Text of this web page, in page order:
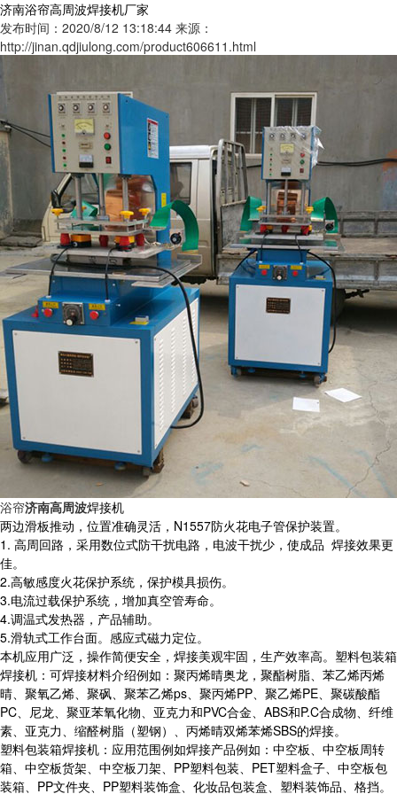
济南浴帘高周波焊接机厂家
发布时间：2020/8/12 13:18:44 来源：
http://jinan.qdjiulong.com/product606611.html
浴帘济南高周波焊接机
两边滑板推动，位置准确灵活，N1557防火花电子管保护装置。
1. 高周回路，采用数位式防干扰电路，电波干扰少，使成品 焊接效果更
佳。
2.高敏感度火花保护系统，保护模具损伤。
3.电流过载保护系统，增加真空管寿命。
4.调温式发热器，产品辅助。
5.滑轨式工作台面。感应式磁力定位。
本机应用广泛，操作简便安全，焊接美观牢固，生产效率高。塑料包装箱
焊接机：可焊接材料介绍例如：聚丙烯晴奥龙，聚酯树脂、苯乙烯丙烯
晴、聚氧乙烯、聚砜、聚苯乙烯ps、聚丙烯PP、聚乙烯PE、聚碳酸酯
PC、尼龙、聚亚苯氧化物、亚克力和PVC合金、ABS和P.C合成物、纤维
素、亚克力、缩醛树脂（塑钢）、丙烯晴双烯苯烯SBS的焊接。
塑料包装箱焊接机：应用范围例如焊接产品例如：中空板、中空板周转
箱、中空板货架、中空板刀架、PP塑料包装、PET塑料盒子、中空板包
装箱、PP文件夹、PP塑料装饰盒、化妆品包装盒、塑料装饰品、格挡。